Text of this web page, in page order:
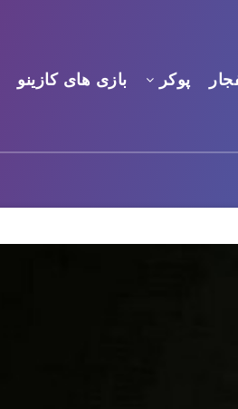
پوکر بازی های کازینو